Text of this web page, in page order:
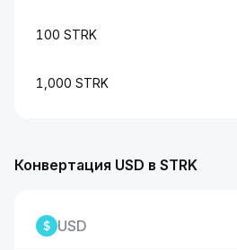
100 STRK
1,000 STRK
Конвертация USD в STRK
USD